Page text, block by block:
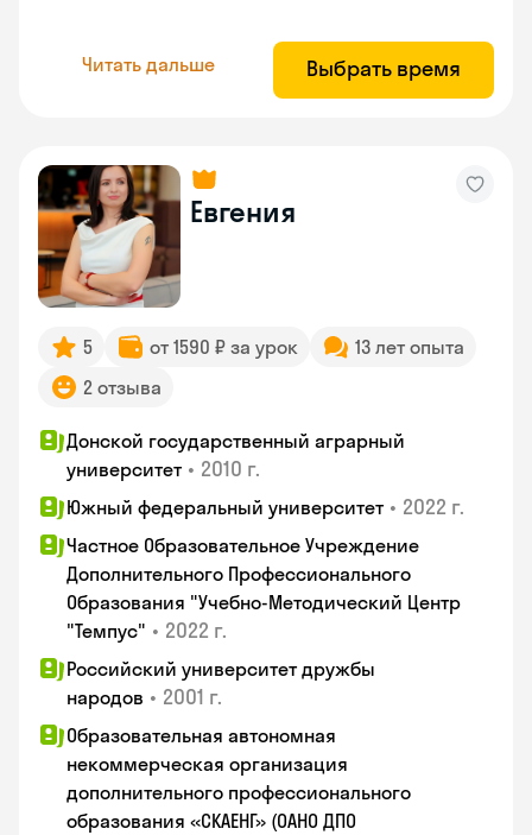
Читать дальше Выбрать время
Евгения
5 от 1590 ₽ за урок
13 лет опыта
2 отзыва
Донской государственный аграрный
университет • 2010 г.
Южный федеральный университет • 2022 г.
Частное Образовательное Учреждение
Дополнительного Профессионального
Образования "Учебно-Методический Центр
"Темпус" • 2022 г.
Российский университет дружбы
народов • 2001 г.
Образовательная автономная
некоммерческая организация
дополнительного профессионального
образования «СКАЕНГ» (ОАНО ДПО